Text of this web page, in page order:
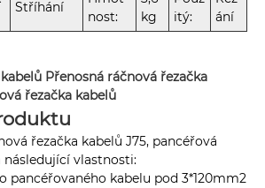
Stříhání
nost:
kg
itý:
ání
Přenosná ráčnová řezačka
řezačka kabelů
řezačka kabelů J75, pancéřová
následující vlastnosti:
pancéřovaného kabelu pod 3*120mm2